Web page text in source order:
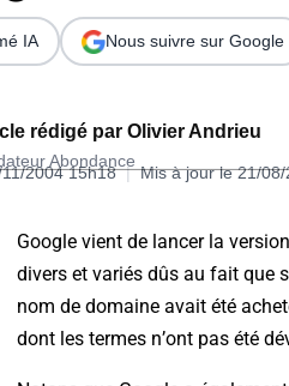
l'Ebook
- Edition 2026
rédigé par Olivier Andrieu
Abondance
2004 15h18 | Mis à jour le 21/
IA Nous suivre sur Google
Google vient de lancer la
divers et variés dûs au fait que
nom de domaine avait été
dont les termes n’ont pas été